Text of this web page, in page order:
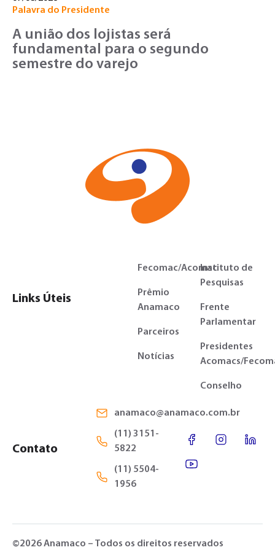
Palavra do Presidente
A união dos lojistas será
fundamental para o segundo
semestre do varejo
Links Úteis
Fecomac/Acomac
Prêmio
Anamaco
Parceiros
Notícias
Instituto de
Pesquisas
Frente
Parlamentar
Presidentes
Acomacs/
Conselho
Contato
anamaco@anamaco.com.br
(11) 3151-
5822
(11) 5504-
1956
©2026 Anamaco – Todos os direitos reservados